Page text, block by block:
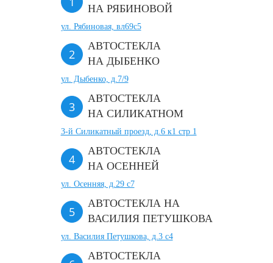
НА РЯБИНОВОЙ
ул. Рябиновая, вл69с5
АВТОСТЕКЛА
НА ДЫБЕНКО
ул. Дыбенко, д.7/9
АВТОСТЕКЛА
НА СИЛИКАТНОМ
3-й Силикатный проезд, д.6 к1 стр 1
АВТОСТЕКЛА
НА ОСЕННЕЙ
ул. Осенняя, д.29 с7
АВТОСТЕКЛА НА
ВАСИЛИЯ ПЕТУШКОВА
ул. Василия Петушкова, д.3 с4
АВТОСТЕКЛА